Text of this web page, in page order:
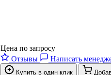
Цена по запросу
Отзывы
Написать
Купить в один клик